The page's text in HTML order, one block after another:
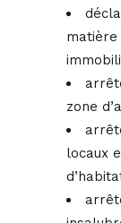
matière
zone
locaux